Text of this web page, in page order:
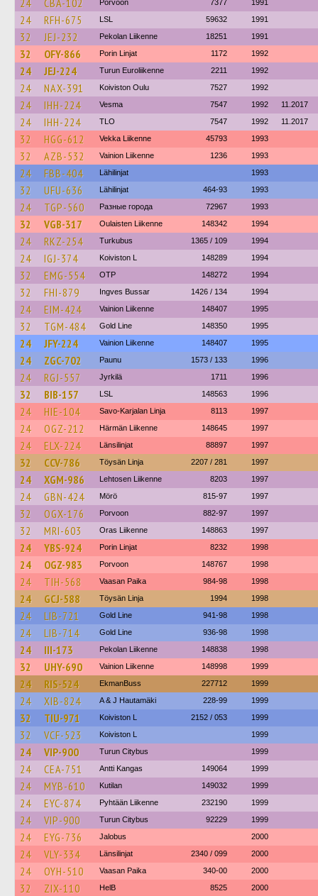
24 CBA-102 Porvoon 7377 1991
24 RFH-675 LSL 59632 1991
32 JEJ-232 Pekolan Liikenne 18251 1991
32 OFY-866 Porin Linjat 1172 1992
24 JEJ-224 Turun Euroliikenne 2211 1992
24 NAX-391 Koiviston Oulu 7527 1992
24 IHH-224 Vesma 7547 1992 11.2017
24 IHH-224 TLO 7547 1992 11.2017
32 HGG-612 Vekka Liikenne 45793 1993
32 AZB-532 Vainion Liikenne 1236 1993
24 FBB-404 Lähilinjat 1993
32 UFU-636 Lähilinjat 464-93 1993
24 TGP-560 Разные города 72967 1993
32 VGB-317 Oulaisten Liikenne 148342 1994
24 RKZ-254 Turkubus 1365 / 109 1994
24 IGJ-374 Koiviston L 148289 1994
32 EMG-554 OTP 148272 1994
32 FHI-879 Ingves Bussar 1426 / 134 1994
24 EIM-424 Vainion Liikenne 148407 1995
32 TGM-484 Gold Line 148350 1995
24 JFY-224 Vainion Liikenne 148407 1995
24 ZGC-702 Paunu 1573 / 133 1996
24 RGJ-557 Jyrkilä 1711 1996
32 BIB-157 LSL 148563 1996
24 HIE-104 Savo-Karjalan Linja 8113 1997
24 OGZ-212 Härmän Liikenne 148645 1997
24 ELX-224 Länsilinjat 88897 1997
32 CCV-786 Töysän Linja 2207 / 281 1997
24 XGM-986 Lehtosen Liikenne 8203 1997
24 GBN-424 Mörö 815-97 1997
32 OGX-176 Porvoon 882-97 1997
32 MRI-603 Oras Liikenne 148863 1997
24 YBS-924 Porin Linjat 8232 1998
24 OGZ-983 Porvoon 148767 1998
24 TIH-568 Vaasan Paika 984-98 1998
24 GCJ-588 Töysän Linja 1994 1998
24 LIB-721 Gold Line 941-98 1998
24 LIB-714 Gold Line 936-98 1998
24 III-173 Pekolan Liikenne 148838 1998
32 UHY-690 Vainion Liikenne 148998 1999
24 RIS-524 EkmanBuss 227712 1999
24 XIB-824 A & J Hautamäki 228-99 1999
32 TIU-971 Koiviston L 2152 / 053 1999
32 VCF-523 Koiviston L 1999
24 VIP-900 Turun Citybus 1999
24 CEA-751 Antti Kangas 149064 1999
24 MYB-610 Kutilan 149032 1999
24 EYC-874 Pyhtään Liikenne 232190 1999
24 VIP-900 Turun Citybus 92229 1999
24 EYG-736 Jalobus 2000
24 VLY-334 Länsilinjat 2340 / 099 2000
24 OYH-510 Vaasan Paika 340-00 2000
32 ZIX-110 HelB 8525 2000